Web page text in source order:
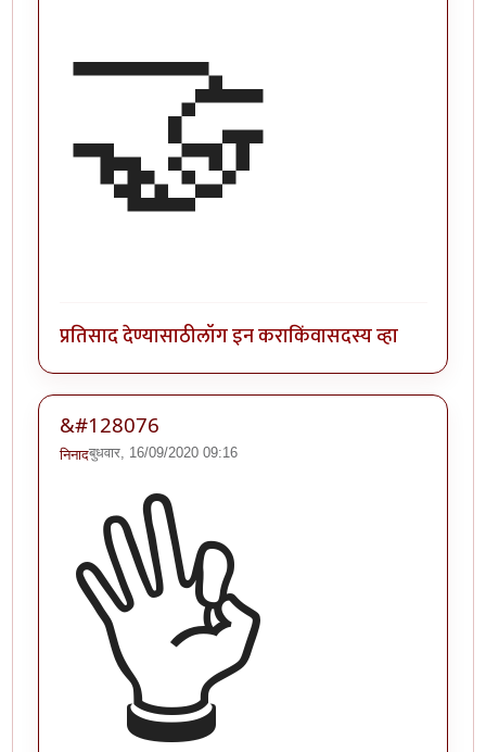
🤝
प्रतिसाद देण्यासाठीलॉग इन कराकिंवासदस्य व्हा
&#128076
निनादबुधवार, 16/09/2020 09:16
👌